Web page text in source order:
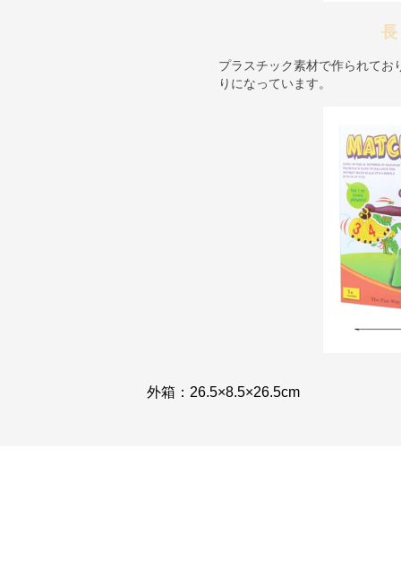
長
プラスチック素材で作られてお
りになっています。
外箱：26.5×8.5×26.5cm